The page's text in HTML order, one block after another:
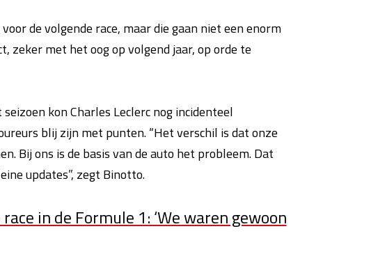
de volgende race, maar die gaan niet een enorm
zeker met het oog op volgend jaar, op orde te
kon Charles Leclerc nog incidenteel
blij zijn met punten. “Het verschil is dat onze
Bij ons is de basis van de auto het probleem. Dat
updates”, zegt Binotto.
in de Formule 1: ‘We waren gewoon